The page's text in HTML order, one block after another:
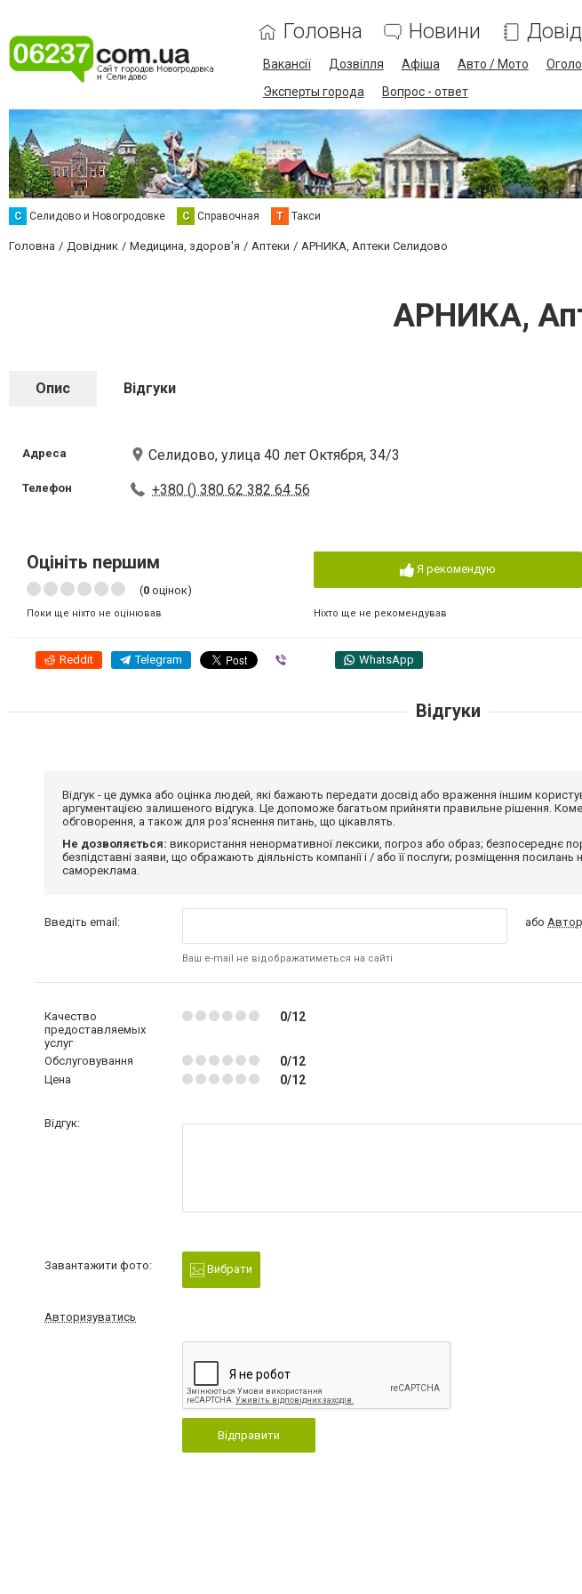
Головна Новини
Вакансії Дозвілля Афіша Авто / Мото
Эксперты города
Вопрос - ответ
С Селидово и Новогродовке С Справочная Т Такси
Головна Довідник Медицина, здоров'я Аптеки АРНИКА, Аптеки Селидово
АРНИКА,
Опис Відгуки
Адреса Селидово, улица 40 лет Октября, 34/3
Телефон +380 () 380 62 382 64 56
Оцініть першим
(0 оцінок)
Поки ще ніхто не оцінював
Я рекомендую
Ніхто ще не рекомендував
Reddit Telegram WhatsApp
Відгуки
Відгук - це думка або оцінка людей, які бажають передати досвід або враження іншим
аргументацією залишеного відгука. Це допоможе багатьом прийняти правильне рішення.
обговорення, а також для роз'яснення питань, що цікавлять.
Не дозволяється: використання ненормативної лексики, погроз або образ; безпосереднє
безпідставні заяви, що ображають діяльність компанії і / або її послуги; розміщення
самореклама.
Введіть email:
Ваш e-mail не відображатиметься на сайті
або
Качество
предоставляемых
услуг
0/12
Обслуговування 0/12
Цена 0/12
Відгук:
Завантажити фото: Вибрати
Авторизуватись
Відправити